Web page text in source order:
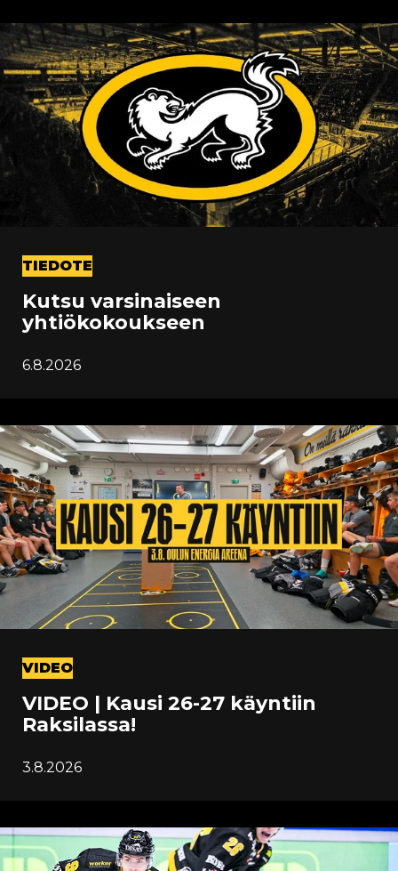
TIEDOTE
Kutsu varsinaiseen
yhtiökokoukseen
6.8.2026
VIDEO
VIDEO | Kausi 26-27 käyntiin
Raksilassa!
3.8.2026